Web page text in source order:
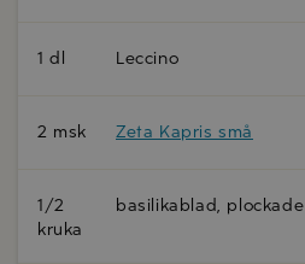
1 dl Leccino
2 msk Zeta Kapris små
1/2
kruka
basilikablad, plockade